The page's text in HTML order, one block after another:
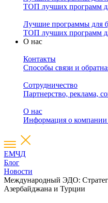
ТОП лучших программ
Лучшие программы для
ТОП лучших программ
О нас
Контакты
Способы связи и
Сотрудничество
Партнерство, реклама,
О нас
Информация о компании
ЕМЧД
Блог
Новости
Международный ЭДО:
Азербайджана и Турции